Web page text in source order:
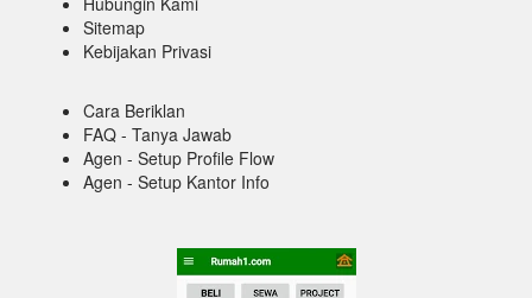
Sitemap
Kebijakan Privasi
Cara Beriklan
FAQ - Tanya Jawab
Agen - Setup Profile Flow
Agen - Setup Kantor Info